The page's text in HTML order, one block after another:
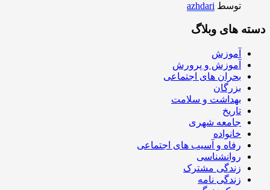
توسط azhdari
دسته های وبلاگ
آموزش
آموزش و پرورش
بحران های اجتماعی
بزرگان
بهداشت و سلامت
تاریخ
جامعه شهری
خانواده
رفاه و آسیب های اجتماعی
روانشناسی
زندگی مشترک
زندگی نامه